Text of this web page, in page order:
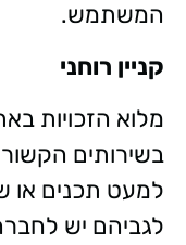
המשתמש.
קניין רוחני
מלוא הזכויות
בשירותים
למעט תכנים או
לגביהם יש